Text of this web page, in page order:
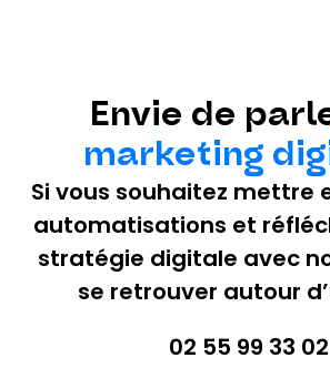
Envie de
marketing
Si vous souhaitez mettre
automatisations et
stratégie digitale avec
se retrouver autour
02 55 99 33 02